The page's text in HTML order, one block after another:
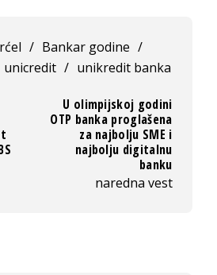
/ Bankar godine /
unicredit / unikredit banka
U olimpijskoj godini
OTP banka proglašena
za najbolju SME i
najbolju digitalnu
banku
naredna vest